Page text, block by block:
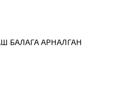
БАЛАГА АРНАЛГАН